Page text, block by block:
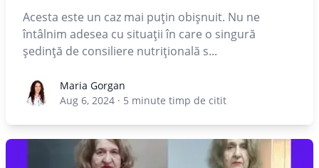
Acesta este un caz mai puțin obișnuit. Nu ne
întâlnim adesea cu situații în care o singură
ședință de consiliere nutrițională s...
Maria Gorgan
Maria Gorgan
Aug 6, 2024 · 5 minute timp de citit